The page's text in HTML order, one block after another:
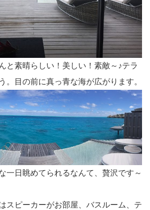
と素晴らしい！美しい！素敵～♪テラ
。目の前に真っ青な海が広がります。
一日眺めてられるなんて、贅沢です～
スピーカーがお部屋、バスルーム、テ